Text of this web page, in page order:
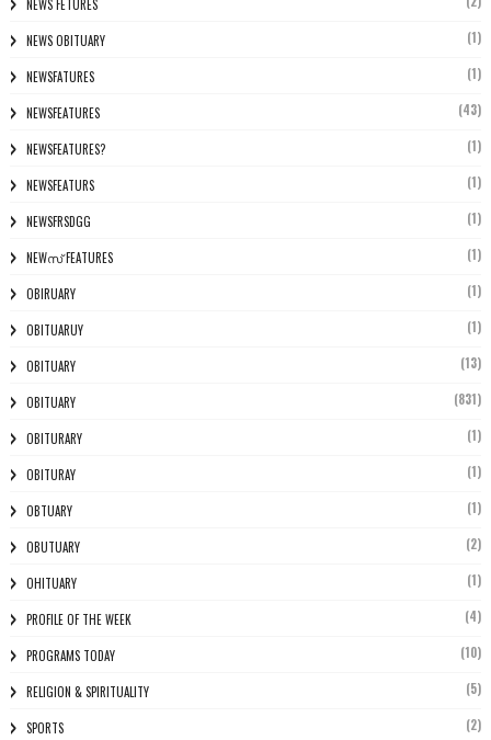
NEWS FETURES
NEWS OBITUARY (1)
NEWSFATURES (1)
NEWSFEATURES (43)
NEWSFEATURES? (1)
NEWSFEATURS (1)
NEWSFRSDGG (1)
NEWസ് FEATURES (1)
OBIRUARY (1)
OBITUARUY (1)
OBITUARY (13)
OBITUARY (831)
OBITURARY (1)
OBITURAY (1)
OBTUARY (1)
OBUTUARY (2)
OHITUARY (1)
PROFILE OF THE WEEK (4)
PROGRAMS TODAY (10)
RELIGION & SPIRITUALITY (5)
SPORTS (2)